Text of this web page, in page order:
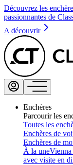
Découvrez les
passionnantes de
A découvrir
Enchères
Parcourir les
Toutes les
Enchères de
Enchères de
À la une
avec visite en